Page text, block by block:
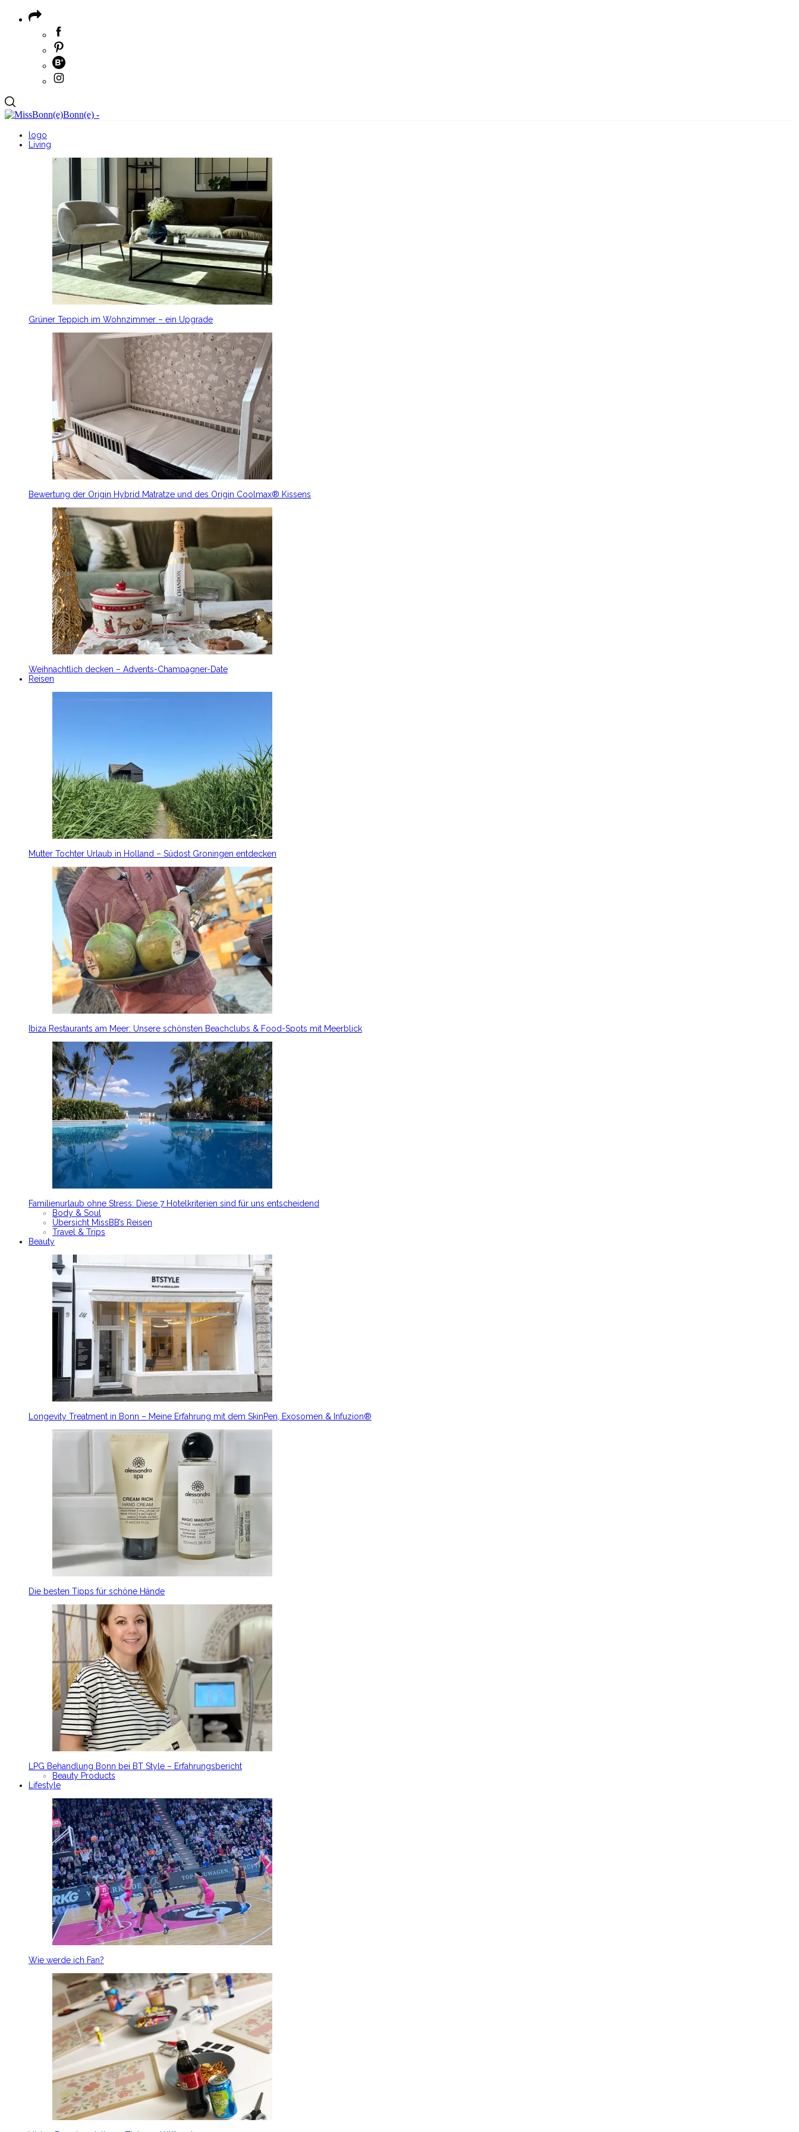
logo
Living
Grüner Teppich im Wohnzimmer – ein Upgrade
Bewertung der Origin Hybrid Matratze und des Origin Coolmax® Kissens
Weihnachtlich decken – Advents-Champagner-Date
Reisen
Mutter Tochter Urlaub in Holland – Südost Groningen entdecken
Ibiza Restaurants am Meer: Unsere schönsten Beachclubs & Food-Spots mit Meerblick
Familienurlaub ohne Stress: Diese 7 Hotelkriterien sind für uns entscheidend
Body & Soul
Übersicht MissBB’s Reisen
Travel & Trips
Beauty
Longevity Treatment in Bonn – Meine Erfahrung mit dem SkinPen, Exosomen & Infuzion®
Die besten Tipps für schöne Hände
LPG Behandlung Bonn bei BT Style – Erfahrungsbericht
Beauty Products
Lifestyle
Wie werde ich Fan?